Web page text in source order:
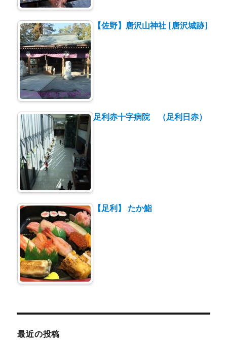
【佐野】唐沢山神社 [唐沢城跡]
足利赤十字病院 （足利日赤）
【足利】 たか鮨
最近の投稿